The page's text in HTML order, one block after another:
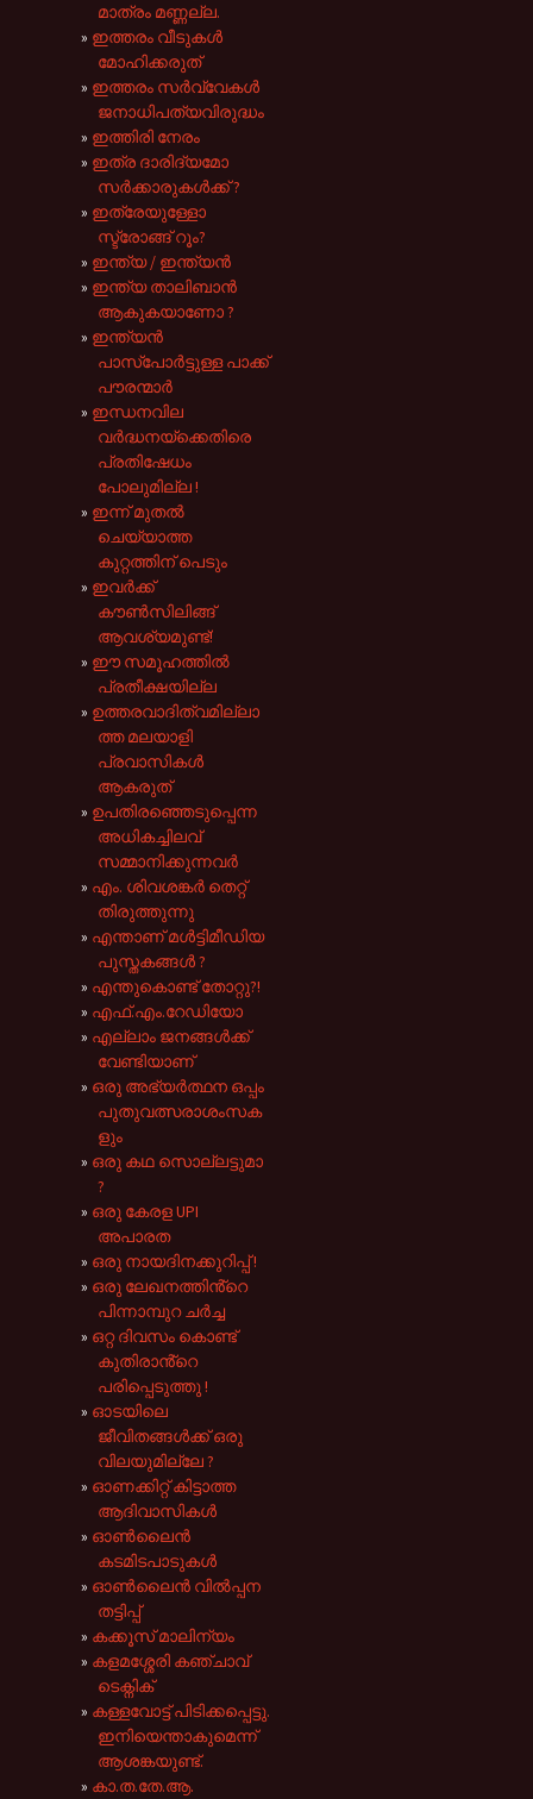
മാത്രം മണ്ണല്ല.
ഇത്തരം വീടുകൾ
മോഹിക്കരുത്
ഇത്തരം സർവ്വേകൾ
ജനാധിപത്യവിരുദ്ധം
ഇത്തിരി നേരം
ഇത്ര ദാരിദ്യമോ
സർക്കാരുകൾക്ക് ?
ഇത്രേയുള്ളോ
സ്ട്രോങ്ങ്‌ റൂം?
ഇന്ത്യ / ഇന്ത്യൻ
ഇന്ത്യ താലിബാൻ
ആകുകയാണോ ?
ഇന്ത്യൻ
പാസ്പോർട്ടുള്ള പാക്ക്
പൗരന്മാർ
ഇന്ധനവില
വർദ്ധനയ്ക്കെതിരെ
പ്രതിഷേധം
പോലുമില്ല !
ഇന്ന് മുതൽ
ചെയ്യാത്ത
കുറ്റത്തിന് പെടും
ഇവർക്ക്‌
കൗൺസിലിങ്ങ്
ആവശ്യമുണ്ട്!
ഈ സമൂഹത്തിൽ
പ്രതീക്ഷയില്ല
ഉത്തരവാദിത്വമില്ലാ
ത്ത മലയാളി
പ്രവാസികൾ
ആകരുത്
ഉപതിരഞ്ഞെടുപ്പെന്ന
അധികച്ചിലവ്
സമ്മാനിക്കുന്നവർ
എം. ശിവശങ്കർ തെറ്റ്
തിരുത്തുന്നു
എന്താണ് മൾട്ടിമീഡിയ
പുസ്തകങ്ങൾ ?
എന്തുകൊണ്ട് തോറ്റു?!
എഫ്.എം.റേഡിയോ
എല്ലാം ജനങ്ങൾക്ക്
വേണ്ടിയാണ്
ഒരു അഭ്യർത്ഥന ഒപ്പം
പുതുവത്സരാശംസക
ളും
ഒരു കഥ സൊല്ലട്ടുമാ
?
ഒരു കേരള UPI
അപാരത
ഒരു നായദിനക്കുറിപ്പ് !
ഒരു ലേഖനത്തിൻ്റെ
പിന്നാമ്പുറ ചർച്ച
ഒറ്റ ദിവസം കൊണ്ട്
കുതിരാൻ്റെ
പരിപ്പെടുത്തു !
ഓടയിലെ
ജീവിതങ്ങൾക്ക് ഒരു
വിലയുമില്ലേ ?
ഓണക്കിറ്റ് കിട്ടാത്ത
ആദിവാസികൾ
ഓൺലൈൻ
കടമിടപാടുകൾ
ഓൺലൈൻ വിൽപ്പന
തട്ടിപ്പ്
കക്കൂസ് മാലിന്യം
കളമശ്ശേരി കഞ്ചാവ്
ടെക്നിക്
കള്ളവോട്ട് പിടിക്കപ്പെട്ടു.
ഇനിയെന്താകുമെന്ന്
ആശങ്കയുണ്ട്.
കാ.ത.തേ.ആ.